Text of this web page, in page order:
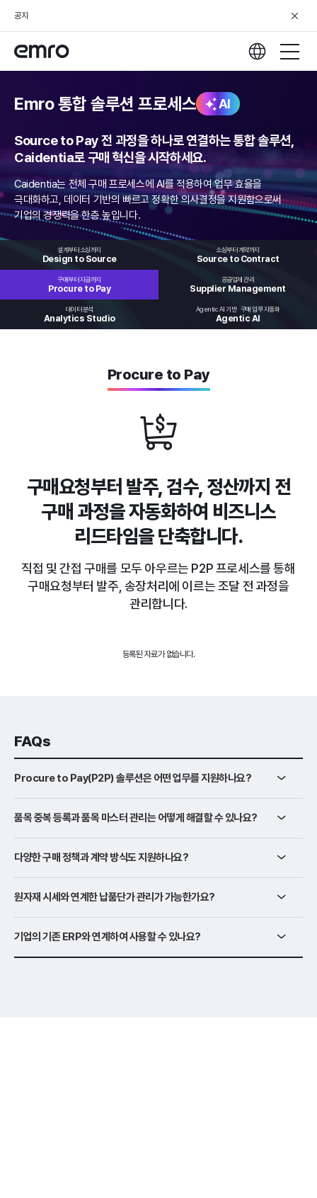
공지
Emro 통합 솔루션 프로세스 AI
Source to Pay 전 과정을 하나로 연결하는 통합 솔루션,
Caidentia로 구매 혁신을 시작하세요.
Caidentia는 전체 구매 프로세스에 AI를 적용하여 업무 효율을
극대화하고, 데이터 기반의 빠르고 정확한 의사결정을 지원함으로써
기업의 경쟁력을 한층 높입니다.
설계부터 소싱까지
Design to Source
소싱부터 계약까지
Source to Contract
구매부터 지급까지
Procure to Pay
공급업체 관리
Supplier Management
데이터 분석
Analytics Studio
Agentic AI 기반 구매 업무 자동화
Agentic AI
Procure to Pay
구매요청부터 발주, 검수, 정산까지 전
구매 과정을 자동화하여 비즈니스
리드타임을 단축합니다.
직접 및 간접 구매를 모두 아우르는 P2P 프로세스를 통해
구매요청부터 발주, 송장처리에 이르는 조달 전 과정을
관리합니다.
등록된 자료가 없습니다.
FAQs
Procure to Pay(P2P) 솔루션은 어떤 업무를 지원하나요?
품목 중복 등록과 품목 마스터 관리는 어떻게 해결할 수 있나요?
다양한 구매 정책과 계약 방식도 지원하나요?
원자재 시세와 연계한 납품단가 관리가 가능한가요?
기업의 기존 ERP와 연계하여 사용할 수 있나요?